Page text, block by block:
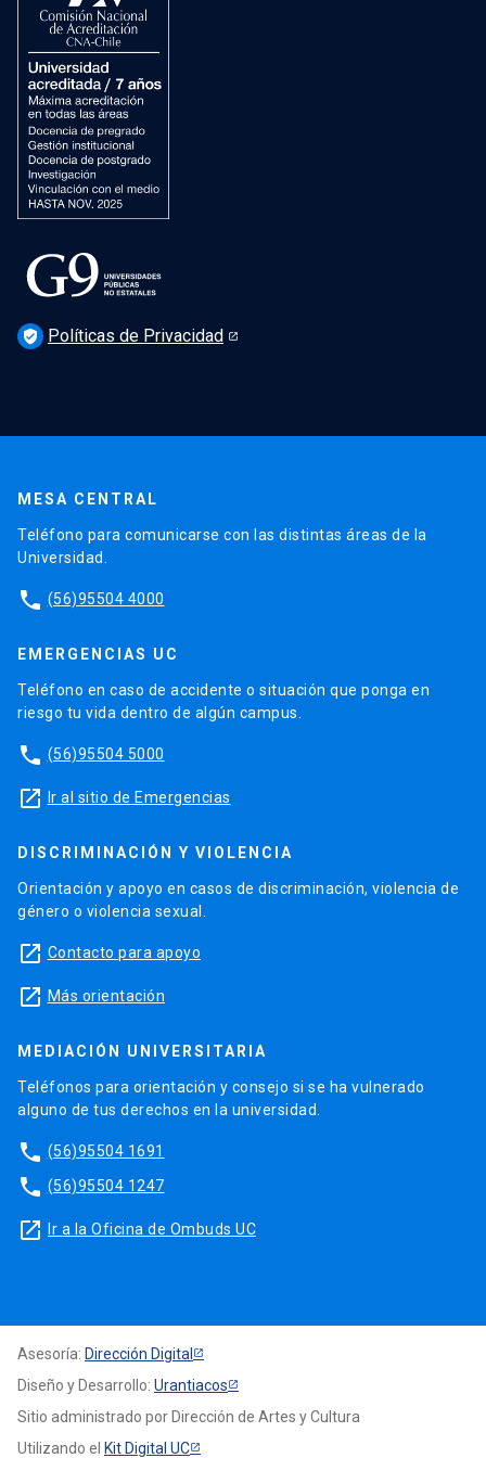
Dirección de Salud Mental, Comunidad y Bienestar
verified_user Políticas de Privacidad
MESA CENTRAL
Teléfono para comunicarse con las distintas áreas de la
Universidad.
phone (56)95504 4000
EMERGENCIAS UC
Teléfono en caso de accidente o situación que ponga en
riesgo tu vida dentro de algún campus.
phone (56)95504 5000
launch Ir al sitio de Emergencias
DISCRIMINACIÓN Y VIOLENCIA
Orientación y apoyo en casos de discriminación, violencia de
género o violencia sexual.
launch Contacto para apoyo
launch Más orientación
MEDIACIÓN UNIVERSITARIA
Teléfonos para orientación y consejo si se ha vulnerado
alguno de tus derechos en la universidad.
phone (56)95504 1691
phone (56)95504 1247
launch Ir a la Oficina de Ombuds UC
Asesoría: Dirección Digital
Diseño y Desarrollo: Urantiacos
Sitio administrado por Dirección de Artes y Cultura
Utilizando el Kit Digital UC